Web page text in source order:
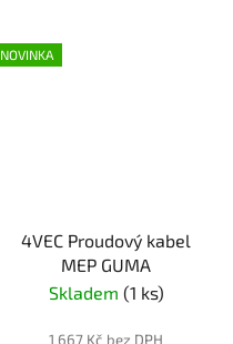
NOVINKA
4VEC Proudový kabel
MEP GUMA
Skladem (1 ks)
1 667 Kč bez DPH